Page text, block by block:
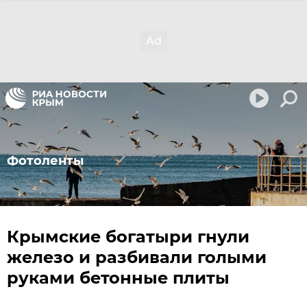
Фотоленты
Крымские богатыри гнули
железо и разбивали голыми
руками бетонные плиты